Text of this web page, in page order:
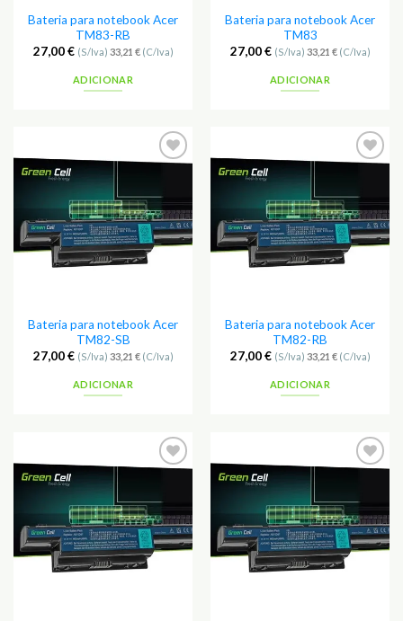
Bateria para notebook Acer
TM83-RB
27,00€ (S/Iva) 33,21 €(C/Iva)
ADICIONAR
Bateria para notebook Acer
TM83
27,00€ (S/Iva) 33,21 €(C/Iva)
ADICIONAR
Favoritos
Bateria para notebook Acer
TM82-SB
27,00€ (S/Iva) 33,21 €(C/Iva)
ADICIONAR
Favoritos
Bateria para notebook Acer
TM82-RB
27,00€ (S/Iva) 33,21 €(C/Iva)
ADICIONAR
Favoritos
Favoritos